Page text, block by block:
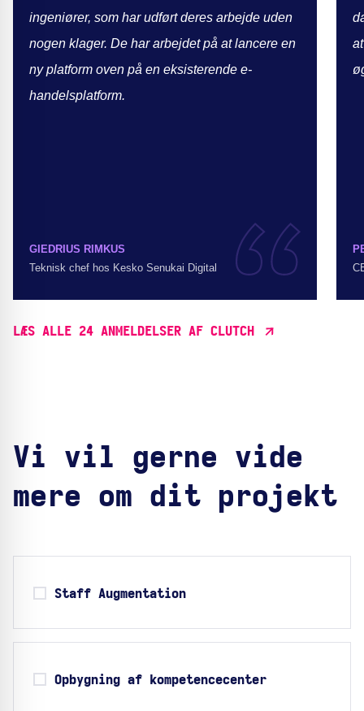
ingeniører, som har udført deres arbejde uden
nogen klager. De har arbejdet på at lancere en
ny platform oven på en eksisterende e-
handelsplatform.
GIEDRIUS RIMKUS
Teknisk chef hos Kesko Senukai Digital
LÆS ALLE 24 ANMELDELSER AF CLUTCH
Vi vil gerne vide
mere om dit projekt
Staff Augmentation
Opbygning af kompetencecenter